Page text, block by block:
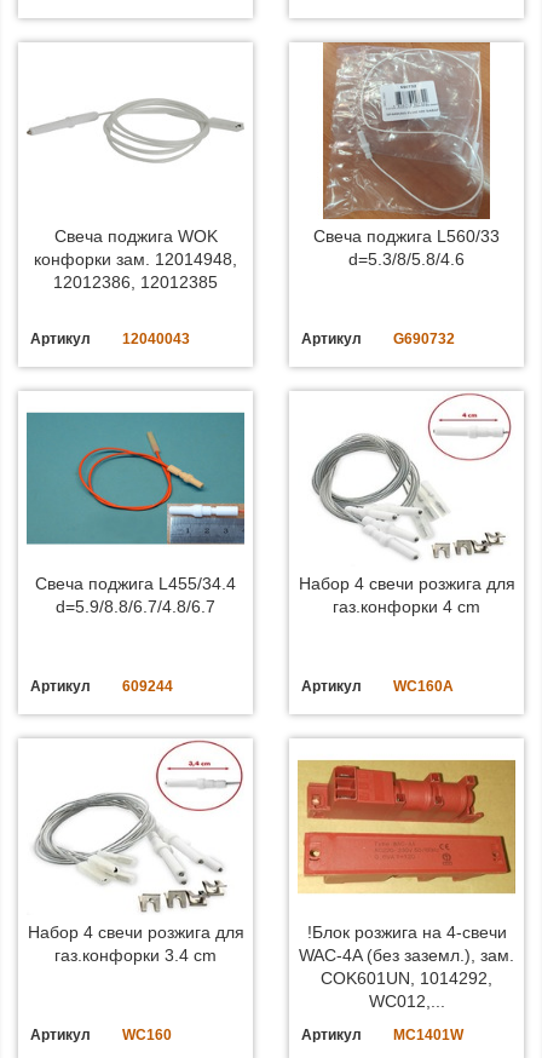
Свеча поджига WOK
конфорки зам. 12014948,
12012386, 12012385
Артикул 12040043
Свеча поджига L560/33
d=5.3/8/5.8/4.6
Артикул G690732
Свеча поджига L455/34.4
d=5.9/8.8/6.7/4.8/6.7
Артикул 609244
Набор 4 свечи розжига для
газ.конфорки 4 cm
Артикул WC160A
Набор 4 свечи розжига для
газ.конфорки 3.4 cm
Артикул WC160
!Блок розжига на 4-свечи
WAC-4A (без заземл.), зам.
COK601UN, 1014292,
WC012,...
Артикул MC1401W